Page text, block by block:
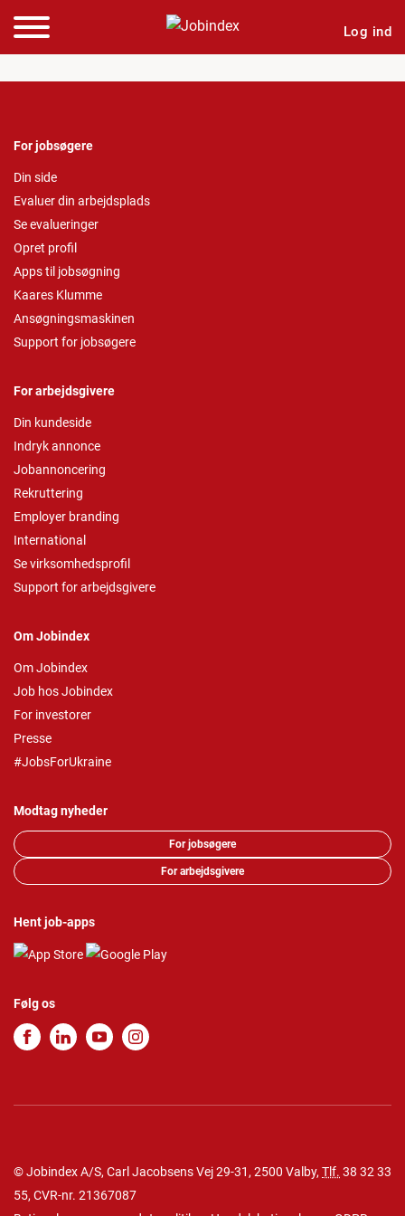
Log ind
For jobsøgere
Din side
Evaluer din arbejdsplads
Se evalueringer
Opret profil
Apps til jobsøgning
Kaares Klumme
Ansøgningsmaskinen
Support for jobsøgere
For arbejdsgivere
Din kundeside
Indryk annonce
Jobannoncering
Rekruttering
Employer branding
International
Se virksomhedsprofil
Support for arbejdsgivere
Om Jobindex
Om Jobindex
Job hos Jobindex
For investorer
Presse
#JobsForUkraine
Modtag nyheder
For jobsøgere
For arbejdsgivere
Hent job-apps
Følg os
© Jobindex A/S, Carl Jacobsens Vej 29-31, 2500 Valby, Tlf. 38 32 33
55, CVR-nr. 21367087